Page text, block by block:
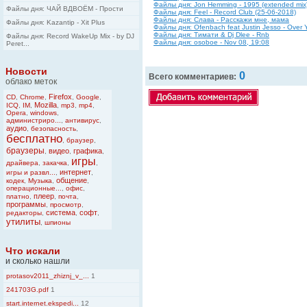
Файлы дня: ЧАЙ ВДВОЁМ - Прости
Файлы дня: Kazantip - Xit Plus
Файлы дня: Record WakeUp Mix - by DJ
Peret...
Новости
облако меток
CD Chrome Firefox Google
ICQ
IM Mozilla mp3 mp4
Opera
windows
администриро...
антивирус
аудио безопасность
бесплатно браузер
браузеры видео графика
драйвера
закачка игры
игры и развл...
интернет
кодек Музыка общение
операционные...
офис
платно плеер почта
программы просмотр
редакторы система софт
утилиты шпионы
Что искали
и сколько нашли
protasov2011_zhiznj_v_...
1
241703G.pdf 1
start.internet.ekspedi...
12
Файлы дня: Jon Hemming - 1995 (extended
Файлы дня: Feel - Record Club (25-06-2018)
Файлы дня: Слава - Расскажи мне, мама
Файлы дня: Ofenbach feat Justin Jesso - Over
Файлы дня: Тимати & Dj Dlee - Rnb
Файлы дня: osoboe - Nov 08, 19:08
Всего комментариев: 0